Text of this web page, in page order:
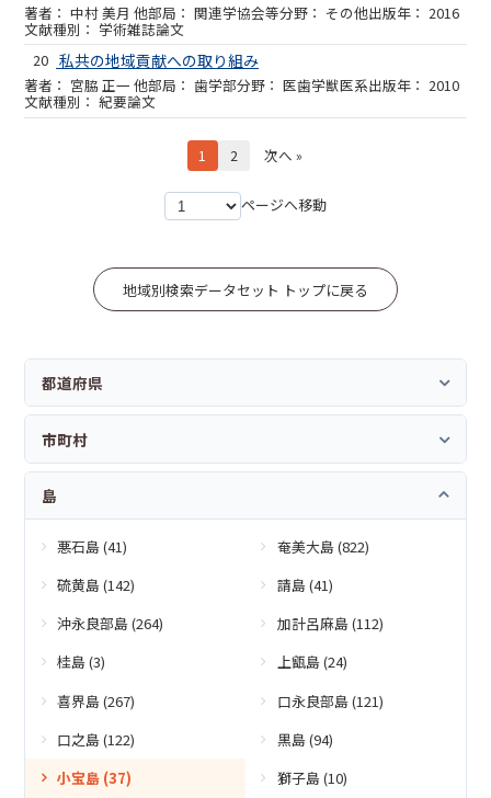
中村 美月 他 関連学協会等 その他 2016
学術雑誌論文
20 私共の地域貢献への取り組み
宮脇 正一 他 歯学部 医歯学獣医系 2010
紀要論文
1 2 次へ »
ページへ移動
地域別検索データセット トップに戻る
都道府県
市町村
島
悪石島 (41)
奄美大島 (822)
硫黄島 (142)
請島 (41)
沖永良部島 (264)
加計呂麻島 (112)
桂島 (3)
上甑島 (24)
喜界島 (267)
口永良部島 (121)
口之島 (122)
黒島 (94)
小宝島 (37)
獅子島 (10)